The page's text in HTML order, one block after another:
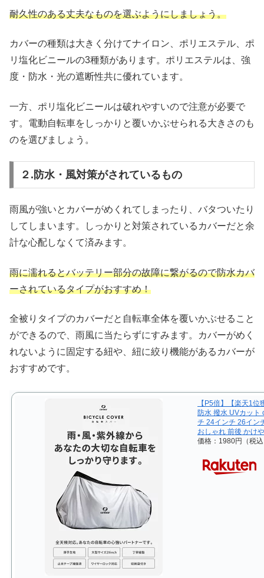
耐久性のある丈夫なものを選ぶようにしましょう。
カバーの種類は大きく分けてナイロン、ポリエステル、ポ
リ塩化ビニールの3種類があります。ポリエステルは、強
度・防水・光の遮断性共に優れています。
一方、ポリ塩化ビニールは破れやすいので注意が必要で
す。電動自転車をしっかりと覆いかぶせられる大きさのも
のを選びましょう。
２.防水・風対策がされているもの
雨風が強いとカバーがめくれてしまったり、バタついたり
してしまいます。しっかりと対策されているカバーだと余
計な心配しなくて済みます。
雨に濡れるとバッテリー部分の故障に繋がるので防水カバ
ーされているタイプがおすすめ！
全被りタイプのカバーだと自転車全体を覆いかぶせること
ができるので、雨風に当たらずにすみます。カバーがめく
れないように固定する紐や、紐に絞り機能があるカバーが
おすすめです。
【P5倍】【楽天1
防水 撥水 UVカット
チ 24インチ 26イン
おしゃれ 前後 かけ
価格：1980円（税